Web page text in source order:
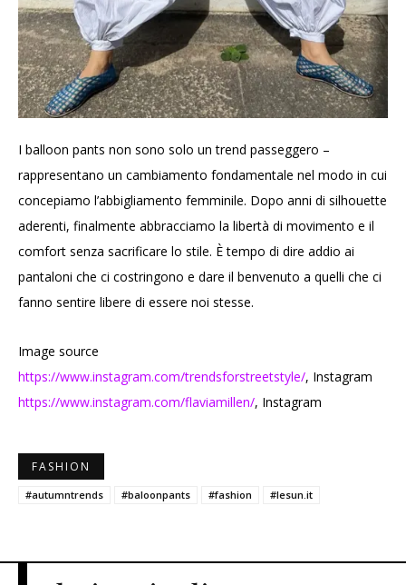
I balloon pants non sono solo un trend passeggero –
rappresentano un cambiamento fondamentale nel modo in cui
concepiamo l’abbigliamento femminile. Dopo anni di silhouette
aderenti, finalmente abbracciamo la libertà di movimento e il
comfort senza sacrificare lo stile. È tempo di dire addio ai
pantaloni che ci costringono e dare il benvenuto a quelli che ci
fanno sentire libere di essere noi stesse.
Image source
https://www.instagram.com/trendsforstreetstyle/, Instagram
https://www.instagram.com/flaviamillen/, Instagram
FASHION
#autumntrends #baloonpants #fashion #lesun.it